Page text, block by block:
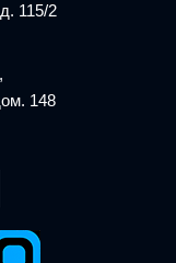
115/2
148